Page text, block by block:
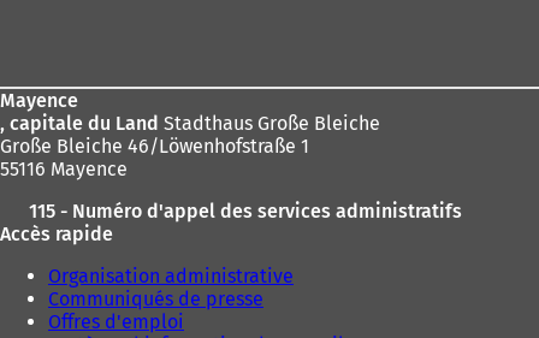
Mayence
, capitale du Land Stadthaus Große Bleiche
Große Bleiche 46/Löwenhofstraße 1
55116 Mayence
115 - Numéro d'appel des services administratifs
Accès rapide
Organisation administrative
Communiqués de presse
Offres d'emploi